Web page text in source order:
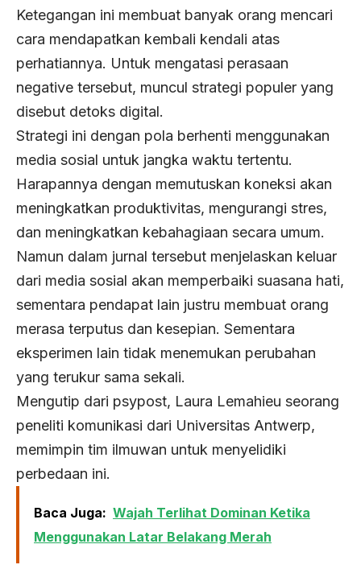
Ketegangan ini membuat banyak orang mencari
cara mendapatkan kembali kendali atas
perhatiannya. Untuk mengatasi perasaan
negative tersebut, muncul strategi populer yang
disebut detoks digital.
Strategi ini dengan pola berhenti menggunakan
media sosial untuk jangka waktu tertentu.
Harapannya dengan memutuskan koneksi akan
meningkatkan produktivitas, mengurangi stres,
dan meningkatkan kebahagiaan secara umum.
Namun dalam jurnal tersebut menjelaskan keluar
dari media sosial akan memperbaiki suasana hati,
sementara pendapat lain justru membuat orang
merasa terputus dan kesepian. Sementara
eksperimen lain tidak menemukan perubahan
yang terukur sama sekali.
Mengutip dari psypost, Laura Lemahieu seorang
peneliti komunikasi dari Universitas Antwerp,
memimpin tim ilmuwan untuk menyelidiki
perbedaan ini.
Baca Juga: Wajah Terlihat Dominan Ketika
Menggunakan Latar Belakang Merah